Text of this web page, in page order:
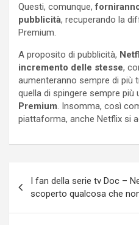
Questi, comunque,
pubblicità, recuperando la
Premium.
A proposito di pubblicità,
incremento delle stesse,
aumenteranno sempre di più
quella di spingere sempre più
Premium. Insomma, così
piattaforma, anche Netflix si
articoli
I fan della serie tv Doc –
scoperto qualcosa che